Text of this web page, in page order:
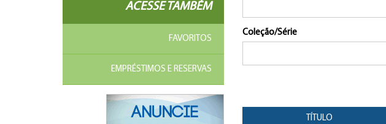
ACESSE TAMBÉM
FAVORITOS
EMPRÉSTIMOS E RESERVAS
Coleção/Série
TÍTULO